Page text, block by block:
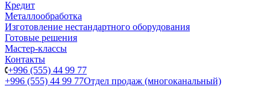
Кредит
Металлообработка
Изготовление нестандартного оборудования
Готовые решения
Мастер-классы
Контакты
+996 (555) 44 99 77
+996 (555) 44 99 77Отдел продаж (многоканальный)